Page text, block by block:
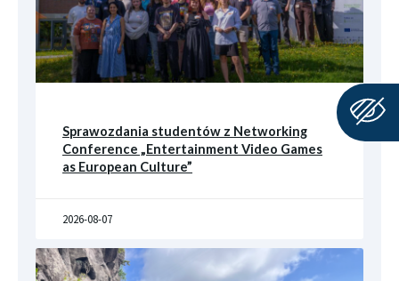
Sprawozdania studentów z Networking
Conference „Entertainment Video Games
as European Culture”
2026-08-07